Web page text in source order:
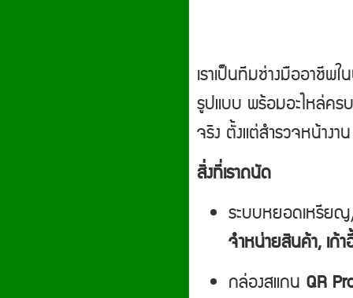
เราเป็นทีมช่างมืออาชีพ
รูปแบบ พร้อมอะไหล่คร
จริง ตั้งแต่สำรวจหน้าง
สิ่งที่เราถนัด
ระบบหยอดเหรีย
จำหน่ายสินค้า, เก้
กล่องสแกน QR